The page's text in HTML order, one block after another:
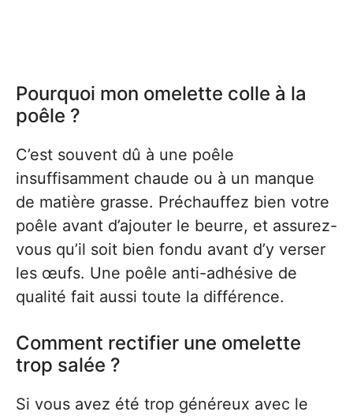
Pourquoi mon omelette colle à la
poêle ?
C’est souvent dû à une poêle
insuffisamment chaude ou à un manque
de matière grasse. Préchauffez bien votre
poêle avant d’ajouter le beurre, et assurez-
vous qu’il soit bien fondu avant d’y verser
les œufs. Une poêle anti-adhésive de
qualité fait aussi toute la différence.
Comment rectifier une omelette
trop salée ?
Si vous avez été trop généreux avec le